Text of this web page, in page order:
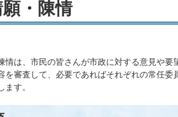
・陳情
情は、市民の皆さんが市政に対する意見や
を審査して、必要であればそれぞれの常任委
ます。